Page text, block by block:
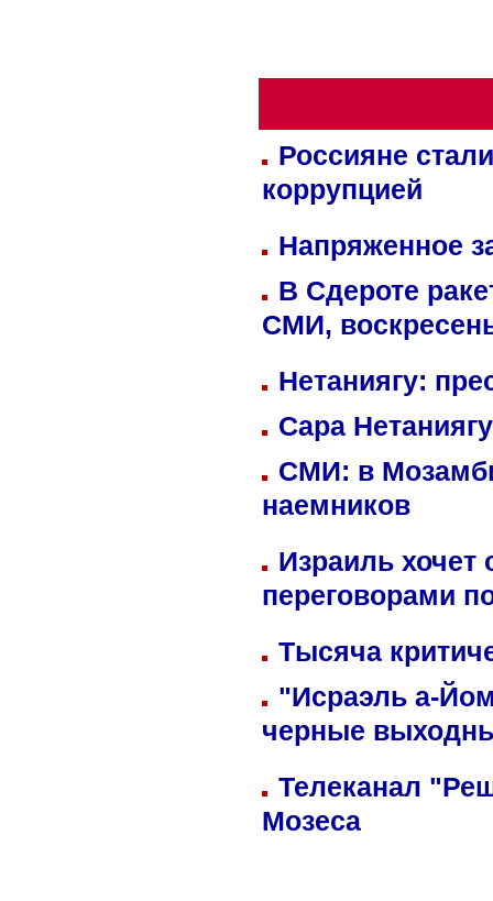
Россияне
коррупцией
Напряженное
В Сдероте
СМИ,
Нетаниягу:
Сара
СМИ: в
наемников
Израиль хочет
переговорами
Тысяча
"Исраэль а-
черные
Телеканал
Мозеса